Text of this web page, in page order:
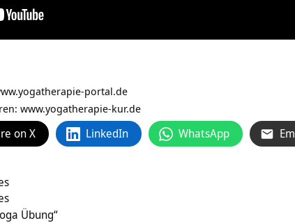
portal.de
www.yogatherapie-kur.de
on X LinkedIn WhatsApp
Übung“